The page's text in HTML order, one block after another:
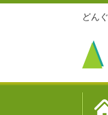
どん